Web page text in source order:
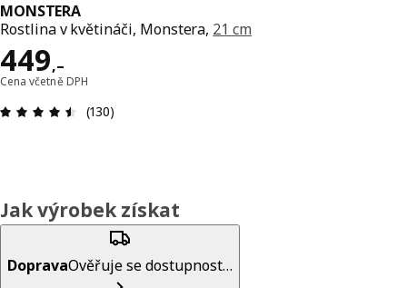
MONSTERA
Rostlina v květináči, Monstera, 21 cm
449,–
Cena 449,–
Cena včetně DPH
(130)
Jak výrobek získat
DopravaOvěřuje se dostupnost…